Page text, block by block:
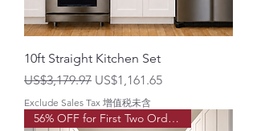
10ft Straight Kitchen Set
一般價格
US$3,179.97 促銷價格
US$1,161.65
Exclude Sales Tax 增值税未含
56% OFF for First Two Order!